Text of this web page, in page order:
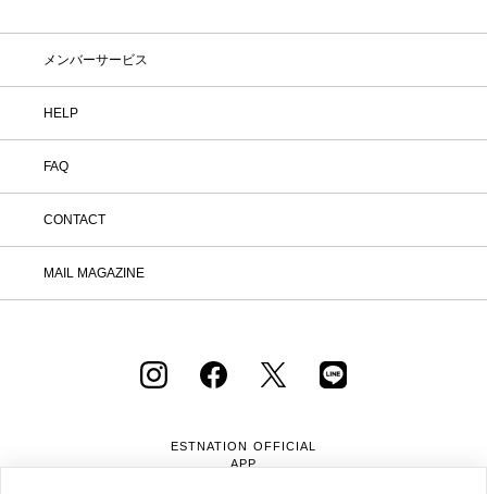
メンバーサービス
HELP
FAQ
CONTACT
MAIL MAGAZINE
ESTNATION OFFICIAL
APP